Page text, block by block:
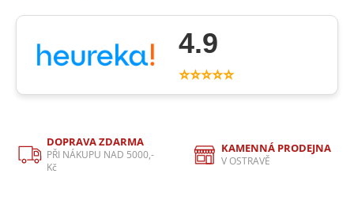
4.9
⭐⭐⭐⭐⭐
DOPRAVA ZDARMA
PŘI NÁKUPU NAD 5000,-
Kč
KAMENNÁ PRODEJNA
V OSTRAVĚ